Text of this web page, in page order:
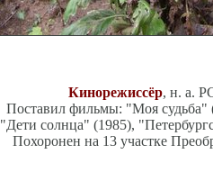
Кинорежиссёр, н. а.
Поставил фильмы: "Моя судьба"
"Дети солнца" (1985),
Похоронен на 13 участке